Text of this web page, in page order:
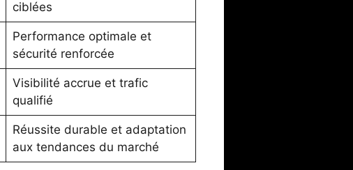
ciblées
Performance optimale et
sécurité renforcée
Visibilité accrue et trafic
qualifié
Réussite durable et adaptation
aux tendances du marché